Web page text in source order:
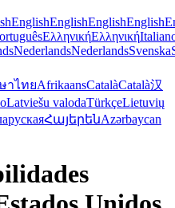
EnglishEnglishEnglishEnglish
ΕλληνικήΕλληνική
NederlandsNederlandsSvenska
าไทยAfrikaansCatalàCatalà汉
Latviešu valodaTürkçeLietuvių
ՀայերենAzərbaycan